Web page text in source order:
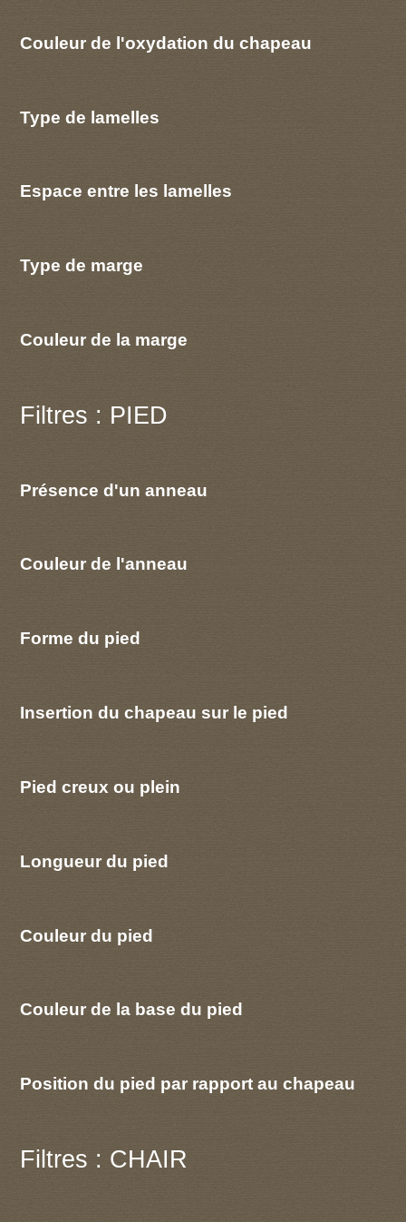
Couleur de l'oxydation du chapeau
Type de lamelles
Espace entre les lamelles
Type de marge
Couleur de la marge
Filtres : PIED
Présence d'un anneau
Couleur de l'anneau
Forme du pied
Insertion du chapeau sur le pied
Pied creux ou plein
Longueur du pied
Couleur du pied
Couleur de la base du pied
Position du pied par rapport au chapeau
Filtres : CHAIR